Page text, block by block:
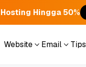
Hingga 50%
Website
Email
Tips